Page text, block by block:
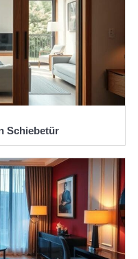
Schiebetür